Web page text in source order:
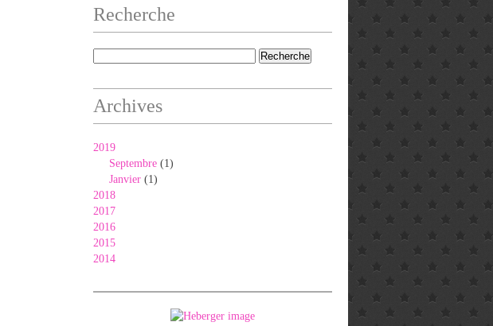
Recherche
Archives
2019
Septembre (1)
Janvier (1)
2018
2017
2016
2015
2014